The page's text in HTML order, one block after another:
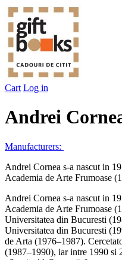
Cart Log in
Andrei
Manufacturers:
Andrei Cornea s-a nascut in
Academia de Arte Frumoase
Andrei Cornea s-a nascut in
Academia de Arte Frumoase
Universitatea din Bucuresti
Universitatea din Bucuresti
de Arta (1976–1987).
(1987–1990), iar intre 1990 si